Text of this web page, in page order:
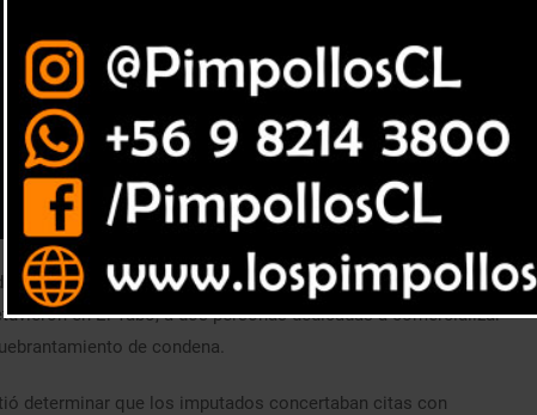
Antinarcóticos y Contra el Crimen Organizado (Brianco) San
en El Tabo, a dos personas dedicadas a comercializar
de condena.
determinar que los imputados concertaban citas con